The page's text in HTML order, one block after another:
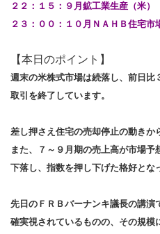
２２：１５：９月鉱工業生産（米）
２３：００：１０月ＮＡＨＢ住宅市
【本日のポイント】
週末の米株式市場は続落し、前日比
取引を終了しています。
差し押さえ住宅の売却停止の動きか
また、７～９月期の売上高が市場予
下落し、指数を押し下げた格好とな
先日のＦＲＢバーナンキ議長の講演
確実視されているものの、その規模